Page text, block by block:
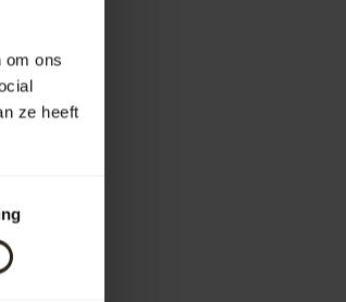
om ons
ze heeft